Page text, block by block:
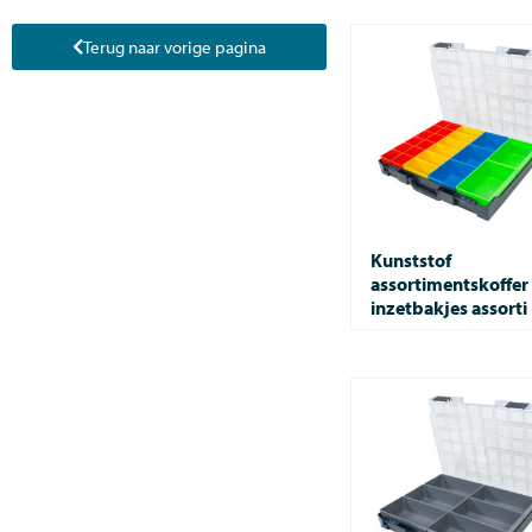
Terug naar vorige pagina
Kunststof
assortimentskoffer
inzetbakjes assorti